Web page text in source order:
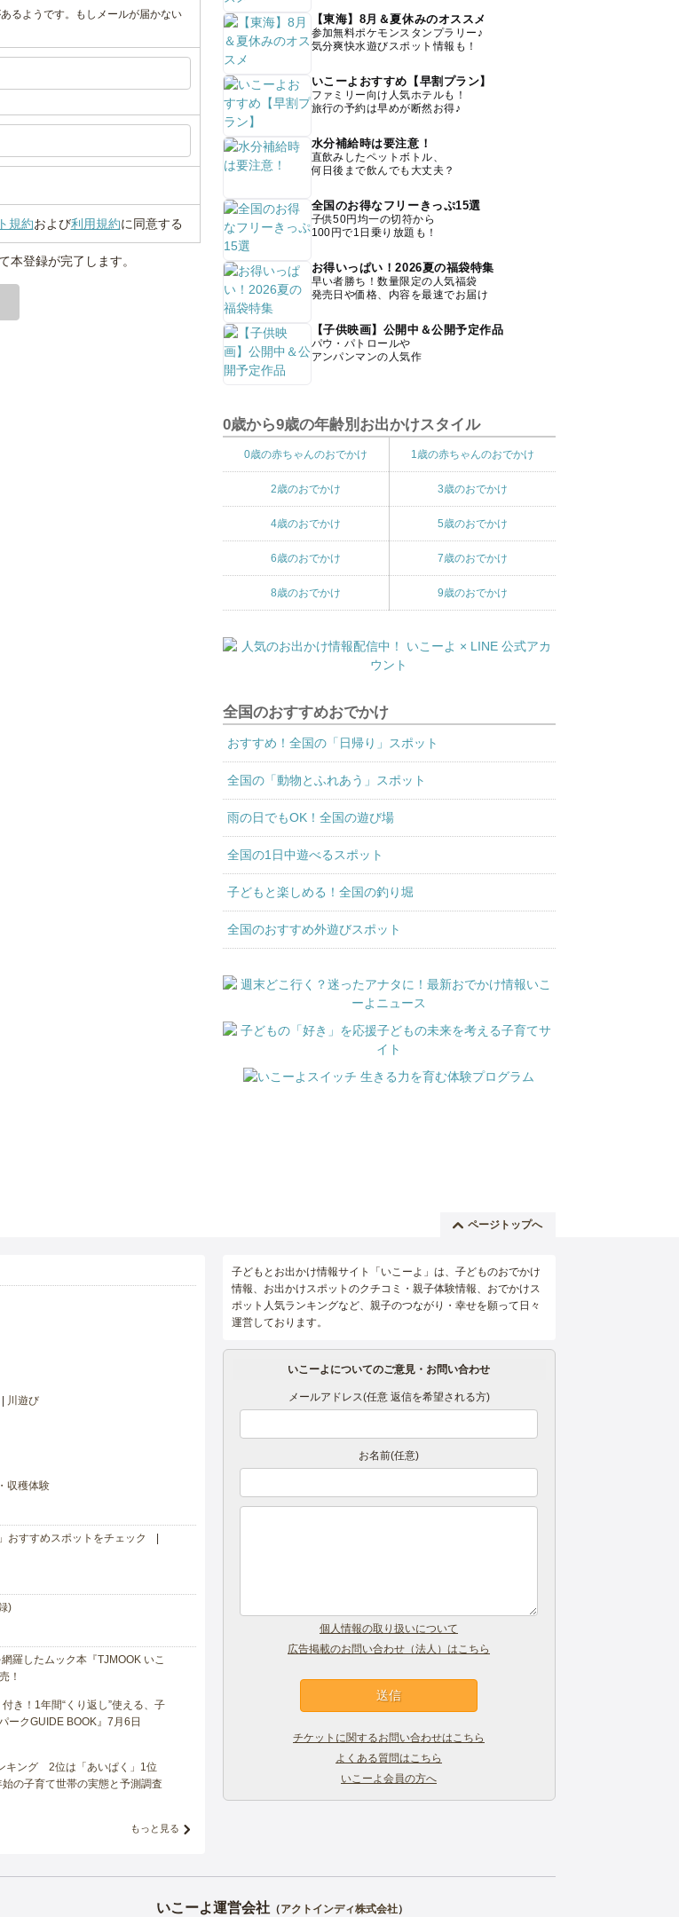
るようです。もしメールが届かない
規約および利用規約に同意する
登録が完了します。
【東海】8月＆夏休みのオススメ
参加無料ポケモンスタンプラリー♪
気分爽快水遊びスポット情報も！
いこーよおすすめ【早割プラン】
ファミリー向け人気ホテルも！
旅行の予約は早めが断然お得♪
水分補給時は要注意！
直飲みしたペットボトル、
何日後まで飲んでも大丈夫？
全国のお得なフリーきっぷ15選
子供50円均一の切符から
100円で1日乗り放題も！
お得いっぱい！2026夏の福袋特集
早い者勝ち！数量限定の人気福袋
発売日や価格、内容を最速でお届け
【子供映画】公開中＆公開予定作品
パウ・パトロールや
アンパンマンの人気作
0歳から9歳の年齢別お出かけスタイル
0歳の赤ちゃんのおでかけ 1歳の赤ちゃんのおでかけ
2歳のおでかけ 3歳のおでかけ
4歳のおでかけ 5歳のおでかけ
6歳のおでかけ 7歳のおでかけ
8歳のおでかけ 9歳のおでかけ
全国のおすすめおでかけ
おすすめ！全国の「日帰り」スポット
全国の「動物とふれあう」スポット
雨の日でもOK！全国の遊び場
全国の1日中遊べるスポット
子どもと楽しめる！全国の釣り堀
全国のおすすめ外遊びスポット
ページトップへ
川遊び
収穫体験
おすすめスポットをチェック
)
羅したムック本『TJMOOK いこ
！
き！1年間“くり返し”使える、子
ークGUIDE BOOK』7月6日
キング 2位は「あいぱく」1位
の子育て世帯の実態と予測調査
もっと見る
子どもとお出かけ情報サイト「いこーよ」は、子どものおでかけ
情報、お出かけスポットのクチコミ・親子体験情報、おでかけス
ポット人気ランキングなど、親子のつながり・幸せを願って日々
運営しております。
いこーよについてのご意見・お問い合わせ
メールアドレス(任意 返信を希望される方)
お名前(任意)
個人情報の取り扱いについて
広告掲載のお問い合わせ（法人）はこちら
チケットに関するお問い合わせはこちら
よくある質問はこちら
いこーよ会員の方へ
いこーよ運営会社（アクトインディ株式会社）